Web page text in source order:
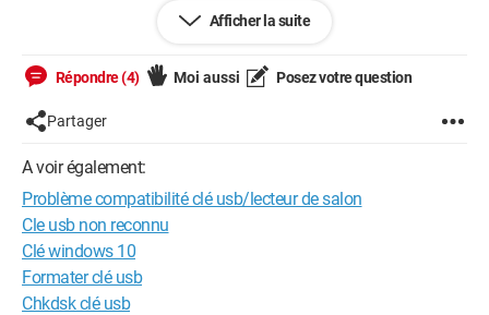
Pour infos je suis sur macOS Catalina
mes films sur un même support (car j'ai 5 clés usb de 32gb
pleines de films et c'est pas tjr facile de s'y retrouver)
j'aimerais avoir un support ou je peux mettre les films de -4gb
et de +4gb sans limite et qui est parfaitement reconnue par
mon lecteur de salon
merci d'avance a tout ceux qui m'aideront
bonne journée
Afficher la suite
Répondre (4) Moi aussi Posez votre question
Partager
A voir également:
Problème compatibilité clé usb/lecteur de salon
Cle usb non reconnu
Clé windows 10
Formater clé usb
Chkdsk clé usb